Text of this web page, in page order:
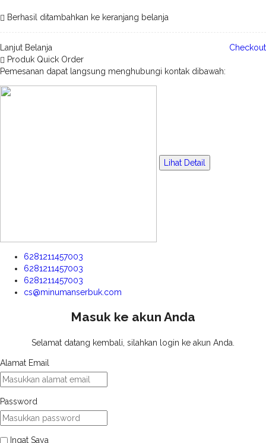
Berhasil ditambahkan ke keranjang belanja
Lanjut Belanja
Checkout
Produk Quick Order
Pemesanan dapat langsung menghubungi kontak dibawah:
Lihat Detail
6281211457003
6281211457003
6281211457003
cs@minumanserbuk.com
Masuk ke akun Anda
Selamat datang kembali, silahkan login ke akun Anda.
Alamat Email
Password
Ingat Saya